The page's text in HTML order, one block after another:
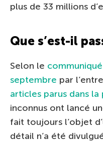
plus de 33 millions
Que s’est-il
Selon le
septembre par
articles parus dans la
inconnus ont lancé
fait toujours l’objet
détail n’a été